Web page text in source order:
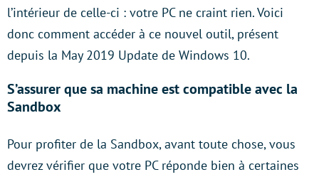
l’intérieur de celle-ci : votre PC ne craint rien. Voici
donc comment accéder à ce nouvel outil, présent
depuis la May 2019 Update de Windows 10.
S’assurer que sa machine est compatible avec la
Sandbox
Pour profiter de la Sandbox, avant toute chose, vous
devrez vérifier que votre PC réponde bien à certaines